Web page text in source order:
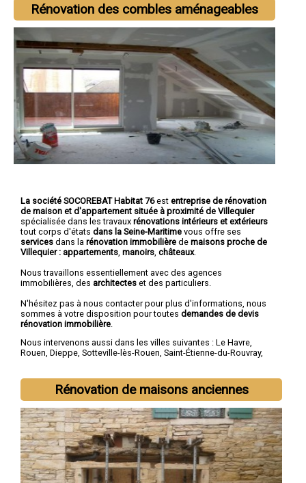
Rénovation des combles aménageables
La société SOCOREBAT Habitat 76est entreprise de rénovation
de maison et d'appartement située à proximité de Villequier
spécialisée dans les travaux rénovations intérieurs et extérieurs
tout corps d'états dans la Seine-Maritime vous offre ses
services dans la rénovation immobilière de maisons proche de
Villequier : appartements manoirs châteaux.
Nous travaillons essentiellement avec des agences
immobilières, des architectes et des particuliers.
N'hésitez pas à nous contacter pour plus d'informations, nous
sommes à votre disposition pour toutes demandes de devis
rénovation immobilière
Nous intervenons aussi dans les villes suivantes : Le Havre,
Rouen, Dieppe, Sotteville-lès-Rouen, Saint-Étienne-du-Rouvray,
Rénovation de maisons anciennes